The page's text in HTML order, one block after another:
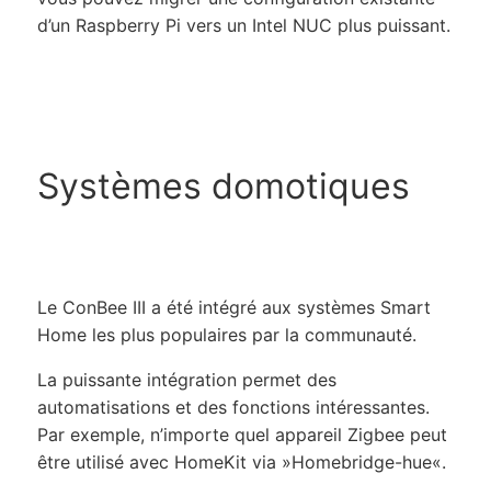
d’un Raspberry Pi vers un Intel NUC plus puissant.
Systèmes domotiques
Le ConBee III a été intégré aux systèmes Smart
Home les plus populaires par la communauté.
La puissante intégration permet des
automatisations et des fonctions intéressantes.
Par exemple, n’importe quel appareil Zigbee peut
être utilisé avec HomeKit via
Homebridge-hue .